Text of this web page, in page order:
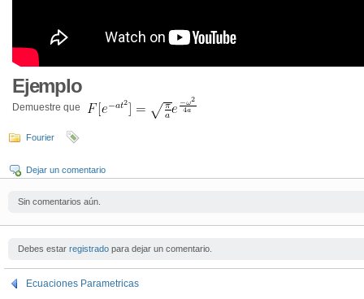
Ejemplo
Demuestre que
Fourier
Dejar un comentario
Sin comentarios aún.
Debes estar registrado para dejar un comentario.
Ecuaciones Parametricas